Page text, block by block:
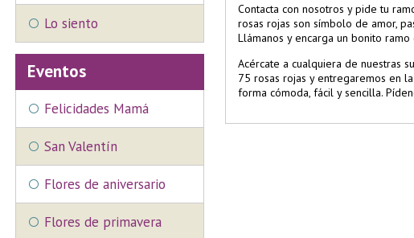
Contacta con nosotros y pide tu
rosas rojas son símbolo de amor,
Llámanos y encarga un bonito
Acércate a cualquiera de nuestras
75 rosas rojas y entregaremos en
forma cómoda, fácil y sencilla.
Lo siento
Eventos
Felicidades Mamá
San Valentín
Flores de aniversario
Flores de primavera